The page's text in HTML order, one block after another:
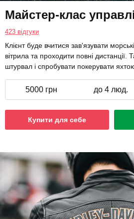
Майстер-клас
423 відгуки
Клієнт буде вчитися зав'язувати
вітрила та проходити повні дистанції.
штурвал і спробувати покерувати
5000 грн до 4 люд.
Купити для себе